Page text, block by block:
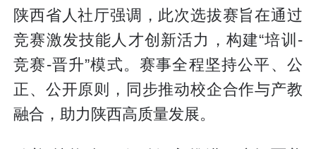
陕西省人社厅强调，此次选拔赛旨在通过
竞赛激发技能人才创新活力，构建“培训-
竞赛-晋升”模式。赛事全程坚持公平、公
正、公开原则，同步推动校企合作与产教
融合，助力陕西高质量发展。